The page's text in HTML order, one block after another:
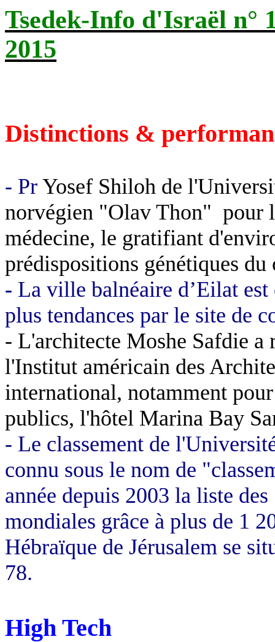
Tsedek-Info d'Israël n°
2015
Distinctions &
- Pr Yosef Shiloh de
norvégien "Olav Thon" pour
médecine, le gratifiant
prédispositions génétiques du
- La ville balnéaire d’Eilat
plus tendances par le site de
- L'architecte Moshe Safdie a
l'Institut américain des
international, notamment
publics, l'hôtel Marina Bay
- Le classement de
connu sous le nom de
année depuis 2003 la liste
mondiales grâce à plus de 1
Hébraïque de Jérusalem se
78.
High Tech